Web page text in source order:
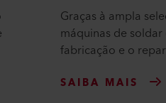
Graças à ampla
máquinas de
fabricação e o
SAIBA MAIS